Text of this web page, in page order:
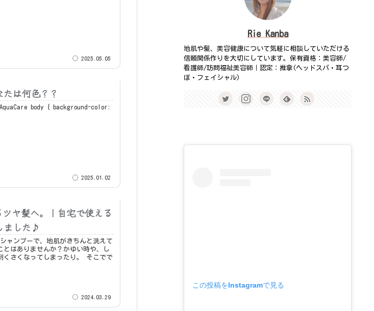
2025.05.05
は何色？？
color:
2025.01.02
ヤ髪へ。｜自宅で使える
ました♪
とはありませんか？かゆい時や、し
なってしまったり。 そこでで
2024.03.29
Rie Kanba
地肌や髪、美容健康について気軽に相談していただける
信頼関係作りを大切にしています。保有資格：美容師/
看護師/訪問福祉美容師｜認定：推拿(ヘッドスパ・耳つ
ぼ・フェイシャル)
この投稿をInstagramで見る